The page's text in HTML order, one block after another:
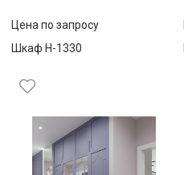
Цена по запросу
Шкаф Н-1330